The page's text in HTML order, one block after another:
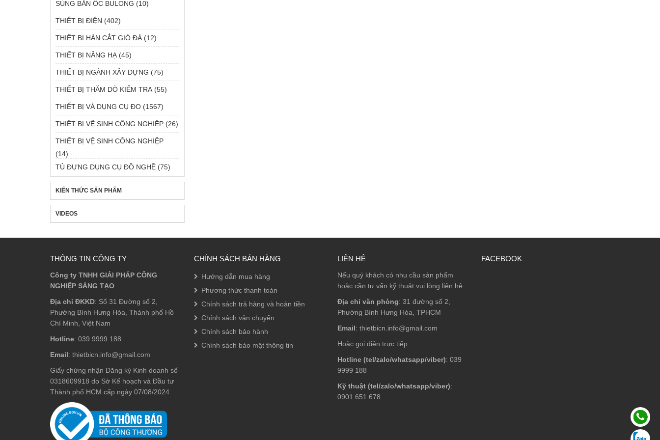
SÚNG BẮN ỐC BULONG (10)
THIẾT BỊ ĐIỆN (402)
THIẾT BỊ HÀN CẮT GIÓ ĐÁ (12)
THIẾT BỊ NÂNG HẠ (45)
THIẾT BỊ NGÀNH XÂY DỰNG (75)
THIẾT BỊ THĂM DÒ KIỂM TRA (55)
THIẾT BỊ VÀ DỤNG CỤ ĐO (1567)
THIẾT BỊ VỆ SINH CÔNG NGHIỆP (26)
THIẾT BỊ VỆ SINH CÔNG NGHIỆP
(14)
TỦ ĐỰNG DỤNG CỤ ĐỒ NGHỀ (75)
KIẾN THỨC SẢN PHẨM
VIDEOS
THÔNG TIN CÔNG TY
Công ty TNHH GIẢI PHÁP CÔNG
NGHIỆP SÁNG TẠO
Địa chỉ ĐKKD: Số 31 Đường số 2,
Phường Bình Hưng Hòa, Thành phố Hồ
Chí Minh, Việt Nam
Hotline: 039 9999 188
Email: thietbicn.info@gmail.com
Giấy chứng nhận Đăng ký Kinh doanh số
0318609918 do Sở Kế hoạch và Đầu tư
Thành phố HCM cấp ngày 07/08/2024
CHÍNH SÁCH BÁN HÀNG
Hướng dẫn mua hàng
Phương thức thanh toán
Chính sách trả hàng và hoàn tiền
Chính sách vận chuyển
Chính sách bảo hành
Chính sách bảo mật thông tin
LIÊN HỆ
Nếu quý khách có nhu cầu sản phẩm
hoặc cần tư vấn kỹ thuật vui lòng liên hệ
Địa chỉ văn phòng: 31 đường số 2,
Phường Bình Hưng Hòa, TPHCM
Email: thietbicn.info@gmail.com
Hoặc gọi điện trực tiếp
Hotline (tel/zalo/whatsapp/viber): 039
9999 188
Kỹ thuật (tel/zalo/whatsapp/viber):
0901 651 678
FACEBOOK